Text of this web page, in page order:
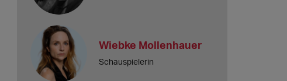
Wiebke Mollenhauer
Schauspielerin